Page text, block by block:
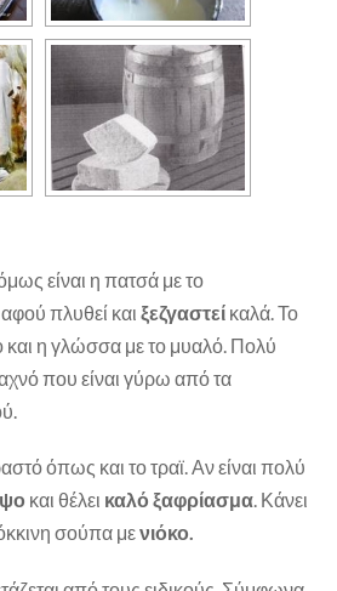
είναι η πατσά με το
αφού πλυθεί καιξεζγαστεί καλά. Το
και η γλώσσα με το μυαλό. Πολύ
που είναι γύρω από τα
όπως και το τραϊ. Αν είναι πολύ
και θέλει καλό ξαφρίασμα. Κάνει
σούπα μενιόκο.